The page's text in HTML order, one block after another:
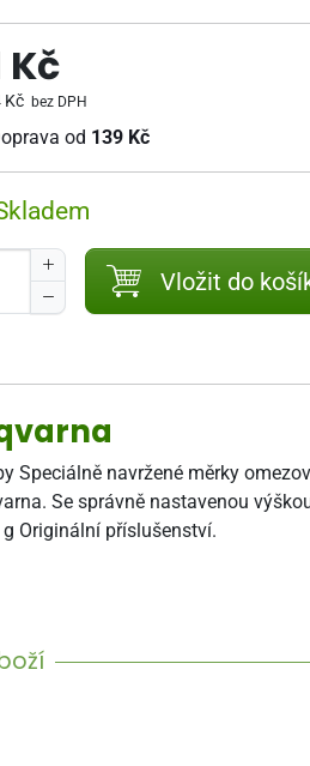
Kč
Kč bez DPH
od 139 Kč
Vložit do
navržené měrky
Se správně nastavenou
Originální příslušenství.